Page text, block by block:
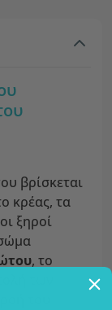
βρίσκεται
κρέας, τα
ξηροί
, το